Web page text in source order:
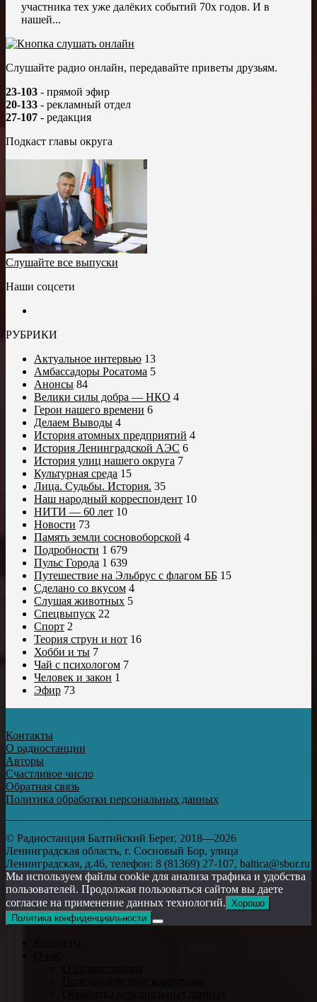
участника тех уже далёких событий 70х годов. И в
нашей...
Слушайте радио онлайн, передавайте приветы друзьям.
23-103 - прямой эфир
20-133 - рекламный отдел
27-107 - редакция
Подкаст главы округа
Слушайте все выпуски
Наши соцсети
РУБРИКИ
Актуальное интервью 13
Амбассадоры Росатома 5
Анонсы 84
Велики силы добра — НКО 4
Герои нашего времени 6
Делаем Выводы 4
История атомных предприятий 4
История Ленинградской АЭС 6
История улиц нашего округа 7
Культурная среда 15
Лица. Судьбы. История. 35
Наш народный корреспондент 10
НИТИ — 60 лет 10
Новости 73
Память земли сосновоборской 4
Подробности 1 679
Пульс Города 1 639
Путешествие на Эльбрус с флагом ББ 15
Сделано со вкусом 4
Слушая животных 5
Спецвыпуск 22
Спорт 2
Теория струн и нот 16
Хобби и ты 7
Чай с психологом 7
Человек и закон 1
Эфир 73
Контакты
О радиостанции
Авторы
Счастливое число
Обратная связь
Политика обработки персональных данных
© Радиостанция Балтийский Берег, 2018—2026
Ленинградская область, г. Сосновый Бор, улица
Ленинградская, д.46, телефон: 8 (81369) 27-107, baltica@sbor.ru
Мы используем файлы cookie для анализа трафика и удобства
пользователей. Продолжая пользоваться сайтом вы даете
согласие на применение данных технологий. Хорошо
Политика конфиденциальности